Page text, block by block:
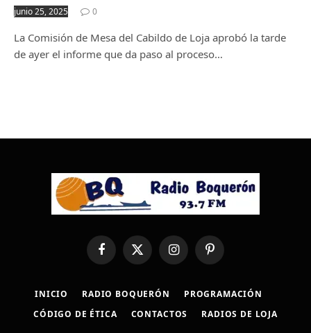
junio 25, 2025 0
La Comisión de Mesa del Cabildo de Loja aprobó la tarde
de ayer el informe que da paso al proceso…
FacebookX
(Twitter)
InstagramPinterest
INICIO RADIO BOQUERÓN
PROGRAMACIÓN
CÓDIGO DE ÉTICA
CONTACTOS RADIOS DE LOJA